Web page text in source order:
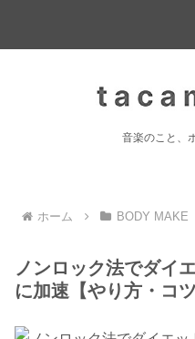
音楽のこと、
ホーム BODY MAKE
ノンロック法でダイ
に加速【やり方・コツ